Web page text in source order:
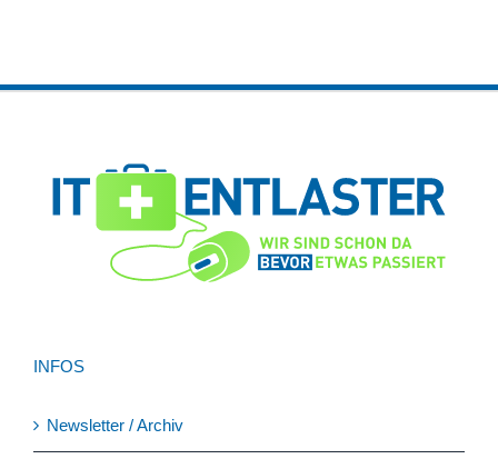
INFOS
Newsletter / Archiv